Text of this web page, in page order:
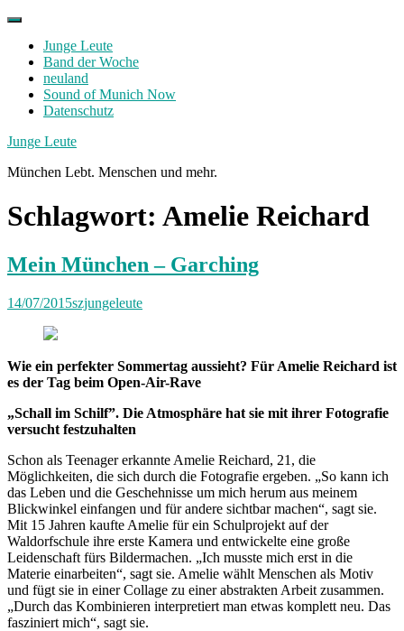
Skip
contentJunge Leute
Band der Woche
neuland
Sound of Munich Now
Datenschutz
Facebook
Twitter
Instagram
Junge Leute
München Lebt. Menschen und mehr.
Schlagwort: Amelie Reichard
Mein München – Garching
14/07/2015szjungeleute
Wie ein perfekter Sommertag aussieht? Für Amelie Reichard ist
es der Tag beim Open-Air-Rave
„Schall im Schilf”. Die Atmosphäre hat sie mit ihrer Fotografie
versucht festzuhalten
Schon als Teenager erkannte Amelie Reichard, 21, die
Möglichkeiten, die sich durch die Fotografie ergeben. „So kann ich
das Leben und die Geschehnisse um mich herum aus meinem
Blickwinkel einfangen und für andere sichtbar machen“, sagt sie.
Mit 15 Jahren kaufte Amelie für ein Schulprojekt auf der
Waldorfschule ihre erste Kamera und entwickelte eine große
Leidenschaft fürs Bildermachen. „Ich musste mich erst in die
Materie einarbeiten“, sagt sie. Amelie wählt Menschen als Motiv
und fügt sie in einer Collage zu einer abstrakten Arbeit zusammen.
„Durch das Kombinieren interpretiert man etwas komplett neu. Das
fasziniert mich“, sagt sie.